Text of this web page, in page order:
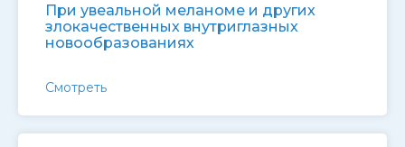
При увеальной меланоме и других
злокачественных внутриглазных
новообразованиях
Смотреть